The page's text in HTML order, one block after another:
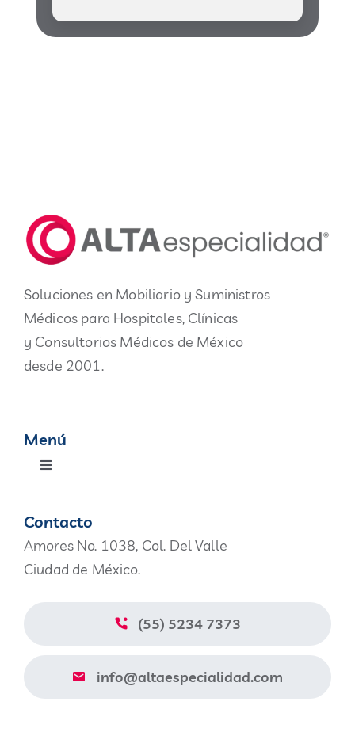
Soluciones en Mobiliario y Suministros
Médicos para Hospitales, Clínicas
y Consultorios Médicos de México
desde 2001.
Menú
Toggle
Contacto
Amores No. 1038, Col. Del Valle
Ciudad de México.
(55) 5234 7373
info@altaespecialidad.com